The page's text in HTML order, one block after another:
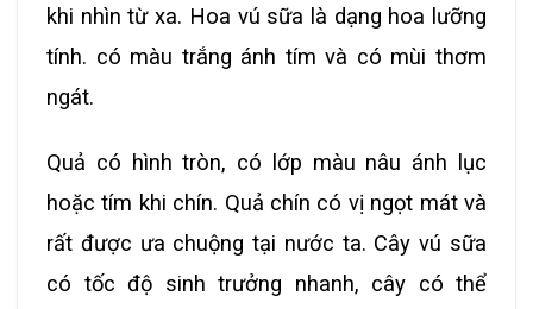
khi nhìn từ xa. Hoa vú sữa là dạng hoa lưỡng
tính. có màu trắng ánh tím và có mùi thơm
ngát.
Quả có hình tròn, có lớp màu nâu ánh lục
hoặc tím khi chín. Quả chín có vị ngọt mát và
rất được ưa chuộng tại nước ta. Cây vú sữa
có tốc độ sinh trưởng nhanh, cây có thể